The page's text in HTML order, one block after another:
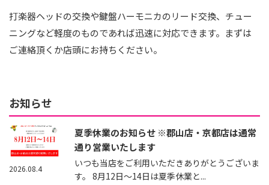
打楽器ヘッドの交換や鍵盤ハーモニカのリード交換、チュー
ニングなど軽度のものであれば迅速に対応できます。まずは
ご連絡頂くか店頭にお持ちください。
お知らせ
夏季休業のお知らせ ※郡山店・京都店は通常
通り営業いたします
いつも当店をご利用いただきありがとうございま
す。 8月12日～14日は夏季休業と...
2026.08.4